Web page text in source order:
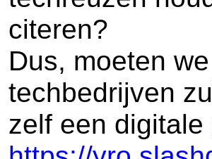
citeren?
Dus, moeten
techbedrijven
zelf een